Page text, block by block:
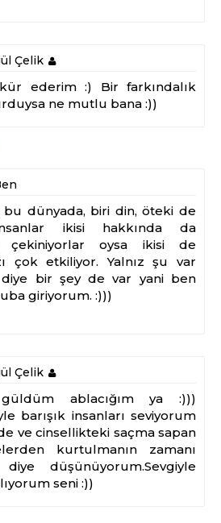
Çelik
ederim :) Bir farkındalık
ne mutlu bana :))
dünyada, biri din, öteki de
ikisi hakkında da
çekiniyorlar oysa ikisi de
çok etkiliyor. Yalnız şu var
bir şey de var yani ben
giriyorum. :)))
Çelik
ablacığım ya :)))
barışık insanları seviyorum
ve cinsellikteki saçma sapan
kurtulmanın zamanı
düşünüyorum.Sevgiyle
seni :))